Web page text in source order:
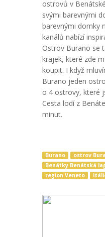
ostrovů v
svými barevnými
barevnými domky
kanálů nabízí
Ostrov Burano se
krajek, které zde
koupit. I když
Burano jeden
o 4 ostrovy, které
Cesta lodí z
minut.
Burano
ostrov
Benátky Benátská
region Veneto